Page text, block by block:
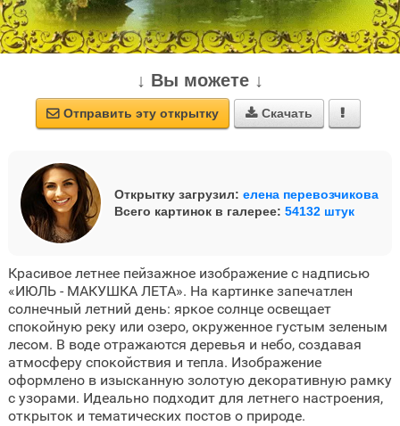
↓ Вы можете ↓
 Отправить эту открытку  Скачать 
Открытку загрузил: елена перевозчикова
Всего картинок в галерее: 54132 штук
Красивое летнее пейзажное изображение с надписью
«ИЮЛЬ - МАКУШКА ЛЕТА». На картинке запечатлен
солнечный летний день: яркое солнце освещает
спокойную реку или озеро, окруженное густым зеленым
лесом. В воде отражаются деревья и небо, создавая
атмосферу спокойствия и тепла. Изображение
оформлено в изысканную золотую декоративную рамку
с узорами. Идеально подходит для летнего настроения,
открыток и тематических постов о природе.